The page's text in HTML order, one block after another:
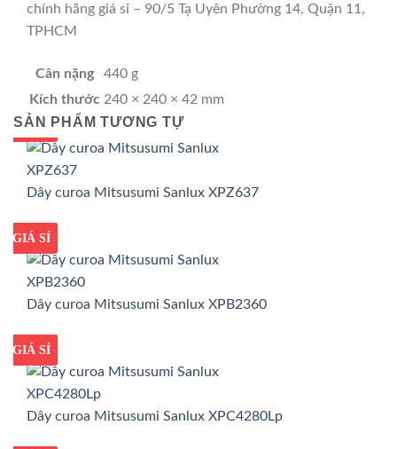
chính hãng giá sỉ – 90/5 Tạ Uyên Phường 14, Quận 11,
TPHCM
Cân nặng
440 g
Kích thước 240 × 240 × 42 mm
SẢN PHẨM TƯƠNG TỰ
GIÁ TỐT
GIÁ SỈ
Dây curoa Mitsusumi Sanlux XPZ637
GIÁ TỐT
GIÁ SỈ
Dây curoa Mitsusumi Sanlux XPB2360
GIÁ TỐT
GIÁ SỈ
Dây curoa Mitsusumi Sanlux XPC4280Lp